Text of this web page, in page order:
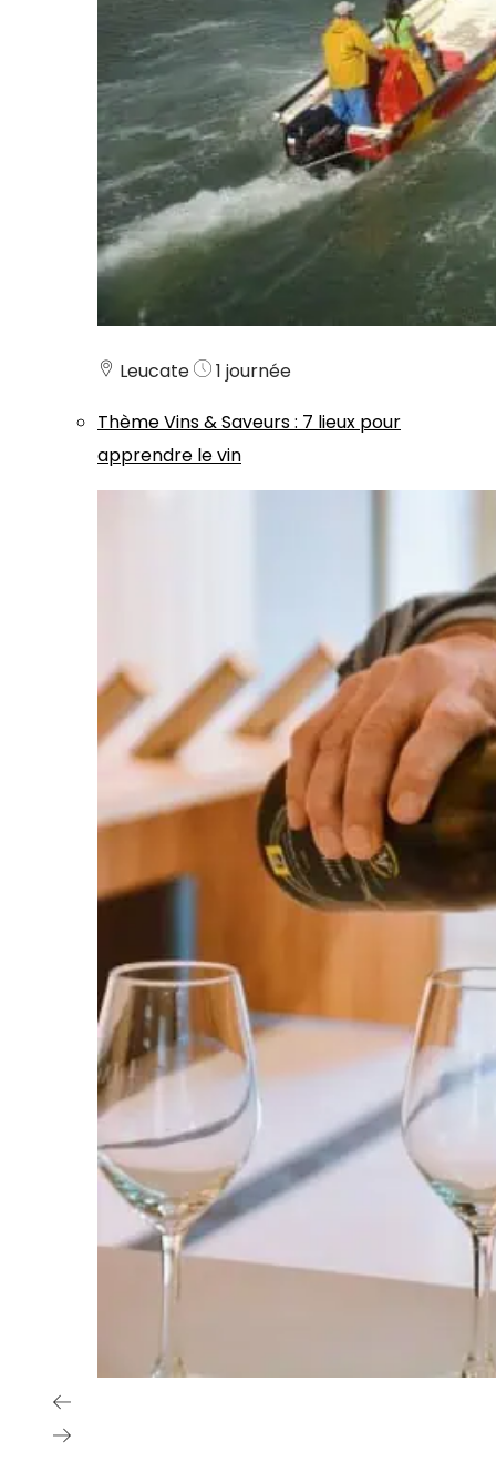
Leucate
1 journée
ThèmeVins & Saveurs: 7 lieux pour
apprendre le vin